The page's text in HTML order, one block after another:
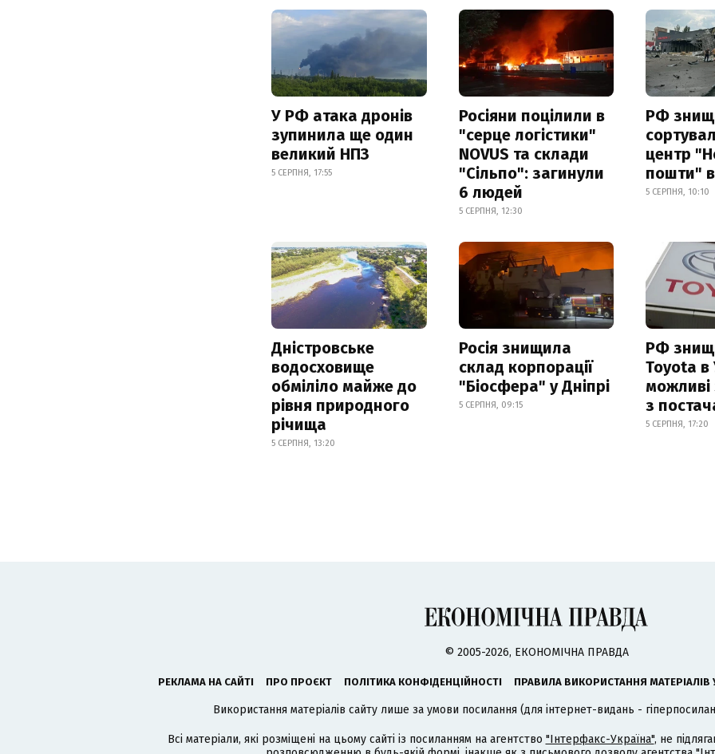
У РФ атака дронів
зупинила ще один
великий НПЗ
5 СЕРПНЯ, 17:55
Росіяни поцілили в
"серце логістики"
NOVUS та склади
"Сільпо": загинули
6 людей
5 СЕРПНЯ, 12:30
РФ
центр
пошти" в
5 СЕРПНЯ, 10:10
Дністровське
водосховище
обміліло майже до
рівня природного
річища
5 СЕРПНЯ, 13:20
Росія знищила
склад корпорації
"Біосфера" у Дніпрі
5 СЕРПНЯ, 09:15
РФ
Toyota в
з
5 СЕРПНЯ, 17:20
© 2005-2026, ЕКОНОМІЧНА ПРАВДА
РЕКЛАМА НА САЙТІ ПРО ПРОЄКТ ПОЛІТИКА КОНФІДЕНЦІЙНОСТІ ПРАВИЛА ВИКОРИСТАННЯ МАТЕРІАЛІВ
Використання матеріалів сайту лише за умови посилання (для інтернет-видань -
Всі матеріали, які розміщені на цьому сайті із посиланням на агентство "Інтерфакс-Україна", не